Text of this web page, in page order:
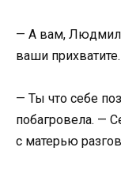
— А вам,
ваши прихватите.
— Ты что себе
побагровела. —
с матерью